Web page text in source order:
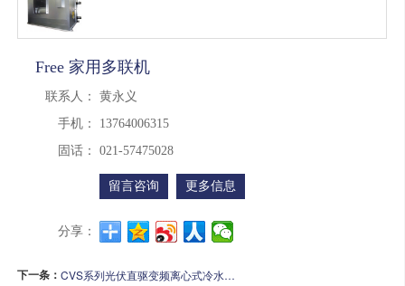
Free 家用多联机
联系人：
黄永义
手机：
13764006315
固话：
021-57475028
留言咨询 更多信息
分享：
下一条： CVS系列光伏直驱变频离心式冷水机组